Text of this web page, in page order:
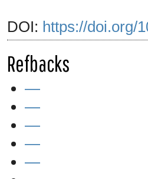
DOI: https://doi.org/
Refbacks
—
—
—
—
—